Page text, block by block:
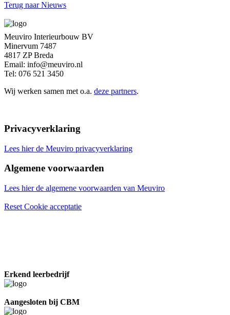
Terug naar Nieuws
Meuviro Interieurbouw BV
Minervum 7487
4817 ZP Breda
Email: info@meuviro.nl
Tel: 076 521 3450
Wij werken samen met o.a. deze partners.
Privacyverklaring
Lees hier de Meuviro privacyverklaring
Algemene voorwaarden
Lees hier de algemene voorwaarden van Meuviro
Reset Cookie acceptatie
Erkend leerbedrijf
Aangesloten bij CBM